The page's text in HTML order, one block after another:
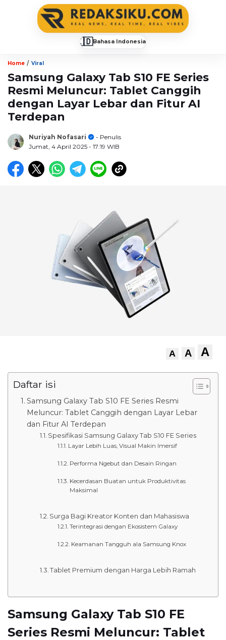
🇮🇩Bahasa Indonesia
Home / Viral
Samsung Galaxy Tab S10 FE Series
Resmi Meluncur: Tablet Canggih
dengan Layar Lebar dan Fitur AI
Terdepan
Nuriyah Nofasari
- Penulis
Jumat, 4 April 2025 - 17:19 WIB
A A A
Daftar isi
Samsung Galaxy Tab S10 FE Series Resmi
Meluncur: Tablet Canggih dengan Layar Lebar
dan Fitur AI Terdepan
Spesifikasi Samsung Galaxy Tab S10 FE Series
Layar Lebih Luas, Visual Makin Imersif
Performa Ngebut dan Desain Ringan
Kecerdasan Buatan untuk Produktivitas
Maksimal
Surga Bagi Kreator Konten dan Mahasiswa
Terintegrasi dengan Ekosistem Galaxy
Keamanan Tangguh ala Samsung Knox
Tablet Premium dengan Harga Lebih Ramah
Samsung Galaxy Tab S10 FE
Series Resmi Meluncur: Tablet